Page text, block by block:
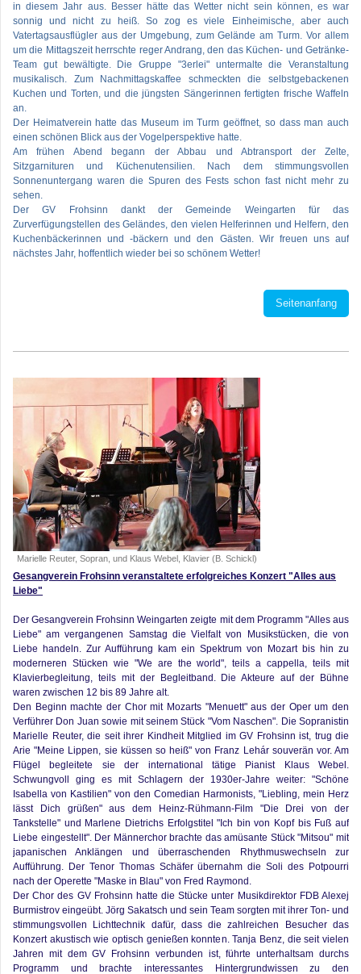
in diesem Jahr aus. Besser hätte das Wetter nicht sein können, es war
sonnig und nicht zu heiß. So zog es viele Einheimische, aber auch
Vatertagsausflügler aus der Umgebung, zum Gelände am Turm. Vor allem
um die Mittagszeit herrschte reger Andrang, den das Küchen- und Getränke-
Team gut bewältigte. Die Gruppe "3erlei" untermalte die Veranstaltung
musikalisch. Zum Nachmittagskaffee schmeckten die selbstgebackenen
Kuchen und Torten, und die jüngsten Sängerinnen fertigten frische Waffeln
an.
Der Heimatverein hatte das Museum im Turm geöffnet, so dass man auch
einen schönen Blick aus der Vogelperspektive hatte.
Am frühen Abend begann der Abbau und Abtransport der Zelte,
Sitzgarnituren und Küchenutensilien. Nach dem stimmungsvollen
Sonnenuntergang waren die Spuren des Fests schon fast nicht mehr zu
sehen.
Der GV Frohsinn dankt der Gemeinde Weingarten für das
Zurverfügungstellen des Geländes, den vielen Helferinnen und Helfern, den
Kuchenbäckerinnen und -bäckern und den Gästen. Wir freuen uns auf
nächstes Jahr, hoffentlich wieder bei so schönem Wetter!
Seitenanfang
Marielle Reuter, Sopran, und Klaus Webel, Klavier (B. Schickl)
Gesangverein Frohsinn veranstaltete erfolgreiches Konzert "Alles aus
Liebe"
Der Gesangverein Frohsinn Weingarten zeigte mit dem Programm "Alles aus
Liebe" am vergangenen Samstag die Vielfalt von Musikstücken, die von
Liebe handeln. Zur Aufführung kam ein Spektrum von Mozart bis hin zu
moderneren Stücken wie "We are the world", teils a cappella, teils mit
Klavierbegleitung, teils mit der Begleitband. Die Akteure auf der Bühne
waren zwischen 12 bis 89 Jahre alt.
Den Beginn machte der Chor mit Mozarts "Menuett" aus der Oper um den
Verführer Don Juan sowie mit seinem Stück "Vom Naschen". Die Sopranistin
Marielle Reuter, die seit ihrer Kindheit Mitglied im GV Frohsinn ist, trug die
Arie "Meine Lippen, sie küssen so heiß" von Franz Lehár souverän vor. Am
Flügel begleitete sie der international tätige Pianist Klaus Webel.
Schwungvoll ging es mit Schlagern der 1930er-Jahre weiter: "Schöne
Isabella von Kastilien" von den Comedian Harmonists, "Liebling, mein Herz
lässt Dich grüßen" aus dem Heinz-Rühmann-Film "Die Drei von der
Tankstelle" und Marlene Dietrichs Erfolgstitel "Ich bin von Kopf bis Fuß auf
Liebe eingestellt". Der Männerchor brachte das amüsante Stück "Mitsou" mit
japanischen Anklängen und überraschenden Rhythmuswechseln zur
Aufführung. Der Tenor Thomas Schäfer übernahm die Soli des Potpourri
nach der Operette "Maske in Blau" von Fred Raymond.
Der Chor des GV Frohsinn hatte die Stücke unter Musikdirektor FDB Alexej
Burmistrov eingeübt. Jörg Sakatsch und sein Team sorgten mit ihrer Ton- und
stimmungsvollen Lichttechnik dafür, dass die zahlreichen Besucher das
Konzert akustisch wie optisch genießen konnten. Tanja Benz, die seit vielen
Jahren mit dem GV Frohsinn verbunden ist, führte unterhaltsam durchs
Programm und brachte interessantes Hintergrundwissen zu den